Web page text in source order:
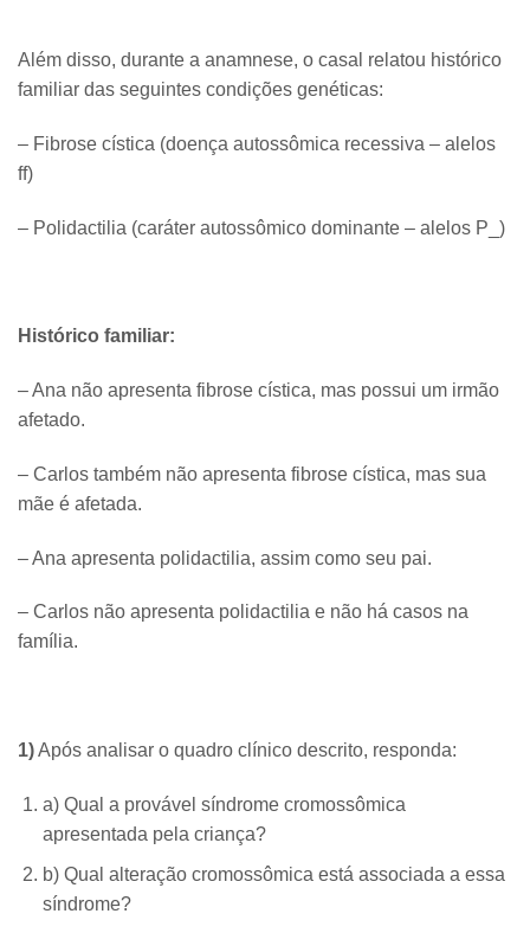
​Além disso, durante a anamnese, o casal relatou histórico
familiar das seguintes condições genéticas:
– Fibrose cística (doença autossômica recessiva – alelos
ff)
– Polidactilia (caráter autossômico dominante – alelos P_)
Histórico familiar:
– Ana não apresenta fibrose cística, mas possui um irmão
afetado.
– Carlos também não apresenta fibrose cística, mas sua
mãe é afetada.
– Ana apresenta polidactilia, assim como seu pai.
– Carlos não apresenta polidactilia e não há casos na
família.
1)Após analisar o quadro clínico descrito, responda:
a) Qual a provável síndrome cromossômica
apresentada pela criança?
b) Qual alteração cromossômica está associada a essa
síndrome?